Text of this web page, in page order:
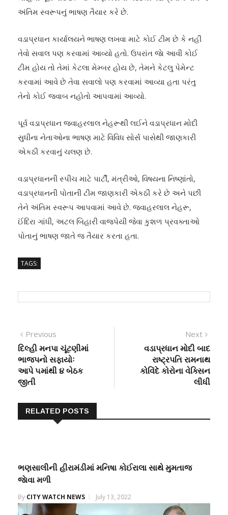
અંતિમ સ્વરૂપનું ભાષણ તૈયાર કરે છે.
વડાપ્રધાન કાર્યાલયને ભાષણ લખવા માટે કોઈ ટીમ છે કે નહીં
તેવો સવાલ પણ કરવામાં આવ્યો હતો. ઉપરાંત જાે આવી કોઈ
ટીમ હોય તો તેમાં કેટલા મેમ્બર હોય છે, તેમને કેટલુ પેમેન્ટ
કરવામાં આવે છે તેવા સવાલો પણ કરવામાં આવ્યા હતા પરંતુ
તેનો કોઈ જવાબ નહોતો આપવામાં આવ્યો.
પૂર્વ વડાપ્રધાન જવાહરલાલ નેહરૂથી લઈને વડાપ્રધાન મોદી
સુધીના નેતાઓના ભાષણ માટે વિવિધ સોર્સ પાસેથી જાણકારી
એકઠી કરવાનું ચલણ છે.
વડાપ્રધાનની સ્પીચ માટે પાર્ટી, મંત્રીઓ, વિષયના નિષ્ણાંતો,
વડાપ્રધાનની પોતાની ટીમ જાણકારી એકઠી કરે છે અને પછી
તેને અંતિમ સ્વરૂપ આપવામાં આવે છે. જવાહરલાલ નેહરૂ,
ઈંદિરા ગાંધી, અટલ બિહારી વાજપેયી જેવા કુશળ પ્રવક્તાઓ
પોતાનું ભાષણ જાતે જ તૈયાર કરતા હતા.
TAGS:
Post
navigation
Previous
post:
દિલ્હી મનપા ચૂંટણીમાં
ભાજપનો સફાયોઃ
આપે ૫માંથી ૪ બેઠક
જીતી
Next
post:
વડાપ્રધાન મોદી બાદ
રાષ્ટ્રપતિ રામનાથ
કોવિંદે કોરોના વેક્સિન
લીધી
RELATED POSTS
ભણસાલીની હીરામંડીમાં મનિષા કોઈરાલા સાથે મુમતાજ
જાેવા મળી
By CITY WATCH NEWS July 13, 2022